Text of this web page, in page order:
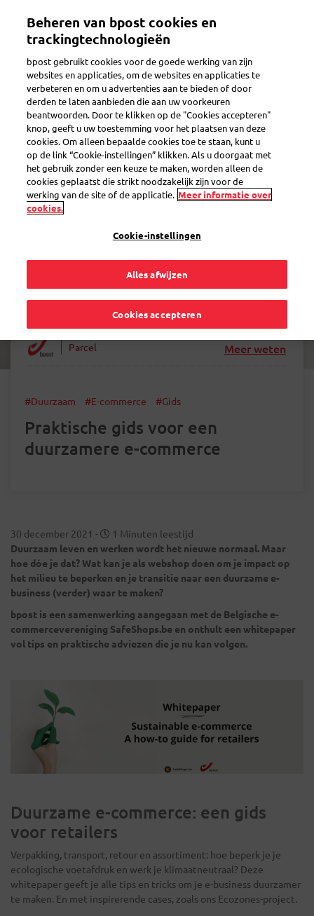
inhoud
Toggle navigation
Terug
Parcel Meer weten
#Duurzaam #E-commerce #Gids
Praktische gids voor een
duurzamere e-commerce
30 december 2021 -
1 Minuten leestijd
Duurzaam leven en werken wordt het nieuwe normaal. Maar
hoe dóe je dat? Wat kan je als webshop doen om je impact op
het milieu te beperken en je transitie naar een duurzame e-
business (verder) waar te maken?
bpost is een samenwerking aangegaan met de Belgische e-
commercevereniging SafeShops.be en onthult een whitepaper
vol tips en praktische adviezen die je nu kan volgen.
Duurzame e-commerce: een gids
voor retailers
Verpakking, transport, retour en assortiment: hoe beperk je je
ecologische voetafdruk en werk je klimaatneutraal? Deze
whitepaper geeft je alle tips en tricks om je e-business duurzamer
te maken. En met inspirerende cases, zoals ons Ecozones-project.
Beheren van bpost cookies en
trackingtechnologieën
bpost gebruikt cookies voor de goede werking van zijn
websites en applicaties, om de websites en applicaties te
verbeteren en om u advertenties aan te bieden of door
derden te laten aanbieden die aan uw voorkeuren
beantwoorden. Door te klikken op de "Cookies accepteren"
knop, geeft u uw toestemming voor het plaatsen van deze
cookies. Om alleen bepaalde cookies toe te staan, kunt u
op de link “Cookie-instellingen” klikken. Als u doorgaat met
het gebruik zonder een keuze te maken, worden alleen de
cookies geplaatst die strikt noodzakelijk zijn voor de
werking van de site of de applicatie. Meer informatie over
cookies.
Cookie-instellingen
Alles afwijzen
Cookies accepteren